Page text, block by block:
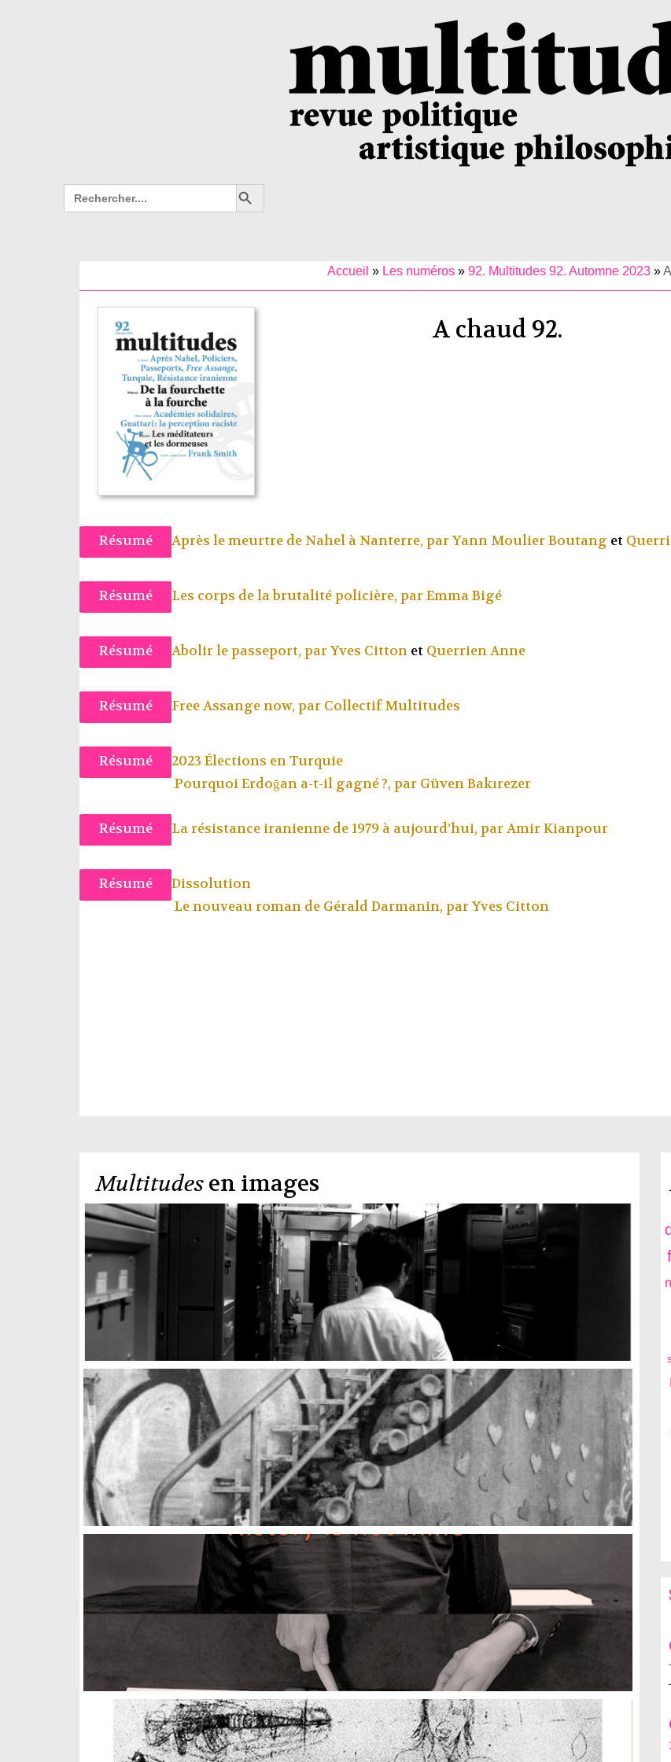
Search
for:
Search Button
Accueil » Les numéros »92. Multitudes 92. Automne 2023 »
A chaud 92.
Résumé Après le meurtre de Nahel à Nanterre, parYann Moulier Boutang et
Résumé Les corps de la brutalité policière, parEmma Bigé
Résumé Abolir le passeport, parYves Cittonet Querrien Anne
Résumé Free Assange now, par Collectif Multitudes
Résumé
2023 Élections en Turquie
Pourquoi Erdoğan a-t-il gagné ?, par Güven Bakırezer
Résumé La résistance iranienne de 1979 à aujourd’hui, parAmir Kianpour
Résumé
Dissolution
Le nouveau roman de Gérald Darmanin, parYves Citton
Multitudesen images